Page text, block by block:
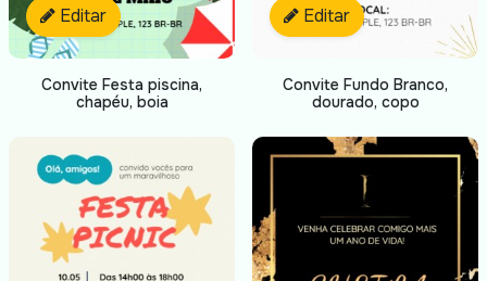
Editar
Convite Festa piscina,
chapéu, boia
Editar
Convite Fundo Branco,
dourado, copo